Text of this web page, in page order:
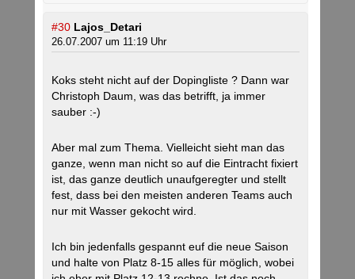
#30 Lajos_Detari
26.07.2007 um 11:19 Uhr
Koks steht nicht auf der Dopingliste ? Dann war
Christoph Daum, was das betrifft, ja immer
sauber :-)
Aber mal zum Thema. Vielleicht sieht man das
ganze, wenn man nicht so auf die Eintracht fixiert
ist, das ganze deutlich unaufgeregter und stellt
fest, dass bei den meisten anderen Teams auch
nur mit Wasser gekocht wird.
Ich bin jedenfalls gespannt euf die neue Saison
und halte von Platz 8-15 alles für möglich, wobei